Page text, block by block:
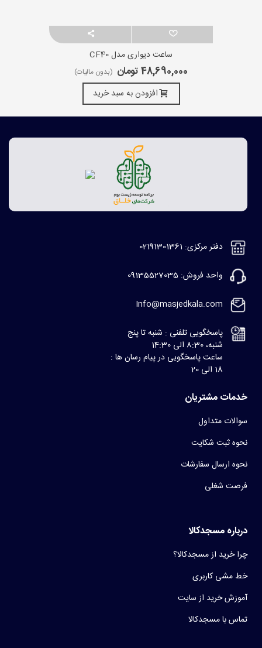
ساعت دیواری مدل CF40
48,690,000 تومان (بدون مالیات)
افزودن به سبد خرید
دفتر مرکزی: 02191301361
واحد فروش: 09135527035
Info@masjedkala.com
پاسخگویی تلفنی : شنبه تا پنج
شنبه، 8:30 الی 14:30
ساعت پاسخگویی در پیام رسان ها :
18 الی 20
خدمات مشتریان
سوالات متداول
نحوه ثبت شکایت
نحوه ارسال سفارشات
فرصت شغلی
درباره مسجدکالا
چرا خرید از مسجدکالا؟
خط مشی کاربری
آموزش خرید از سایت
تماس با مسجدکالا